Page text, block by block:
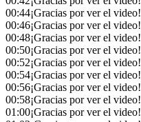
00:44¡Gracias por ver el video!
00:46¡Gracias por ver el video!
00:48¡Gracias por ver el video!
00:50¡Gracias por ver el video!
00:52¡Gracias por ver el video!
00:54¡Gracias por ver el video!
00:56¡Gracias por ver el video!
00:58¡Gracias por ver el video!
01:00¡Gracias por ver el video!